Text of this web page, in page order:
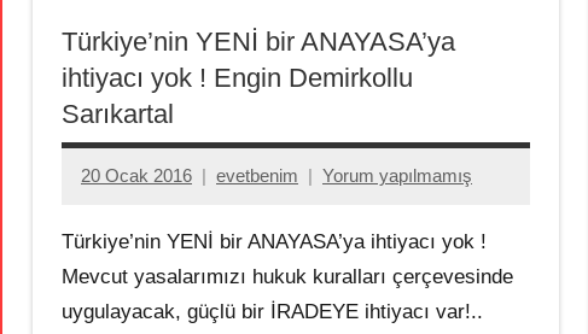
Türkiye’nin YENİ bir ANAYASA’ya
ihtiyacı yok ! Engin Demirkollu
Sarıkartal
20 Ocak 2016 evetbenim Yorum yapılmamış
Türkiye’nin YENİ bir ANAYASA’ya ihtiyacı yok !
Mevcut yasalarımızı hukuk kuralları çerçevesinde
uygulayacak, güçlü bir İRADEYE ihtiyacı var!..